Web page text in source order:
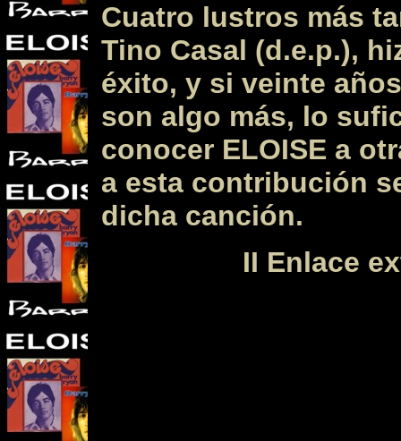
Cuatro lustros más
Tino Casal (d.e.p.),
éxito, y si veinte
son algo más, lo
conocer ELOISE a
a esta contribución
dicha canción.
II Enlace